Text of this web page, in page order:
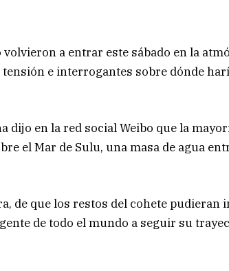
a entrar este sábado en la
e interrogantes sobre dónde
dijo en la red social Weibo que la
el Mar de Sulu, una masa de agua
de que los restos del cohete pudieran
de todo el mundo a seguir su